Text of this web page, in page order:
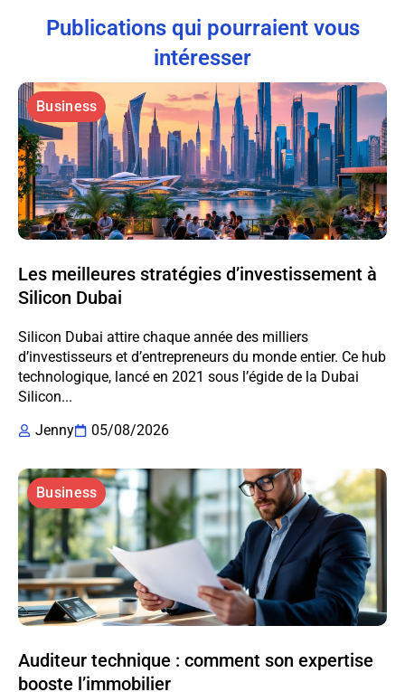
Publications qui pourraient vous
intéresser
Business
Les meilleures stratégies d’investissement à
Silicon Dubai
Silicon Dubai attire chaque année des milliers
d’investisseurs et d’entrepreneurs du monde entier. Ce hub
technologique, lancé en 2021 sous l’égide de la Dubai
Silicon...
Jenny
05/08/2026
Business
Auditeur technique : comment son expertise
booste l’immobilier